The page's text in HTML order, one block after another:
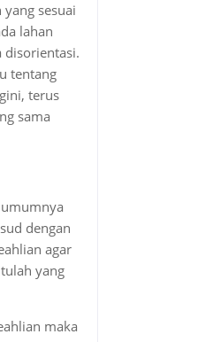
sesuai
lahan
disorientasi.
tentang
terus
sama
dengan
agar
yang
maka